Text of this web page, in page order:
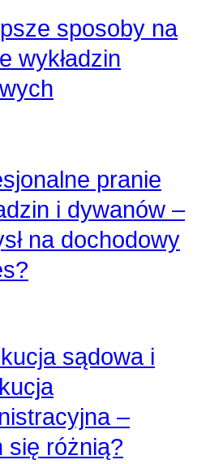
sposoby na
wykładzin
pranie
i dywanów –
na dochodowy
sądowa i
–
się różnią?